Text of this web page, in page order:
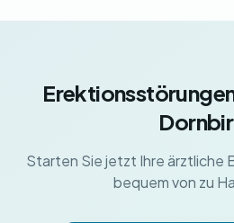
Starten Sie jetzt Ihre ärztliche
bequem von zu